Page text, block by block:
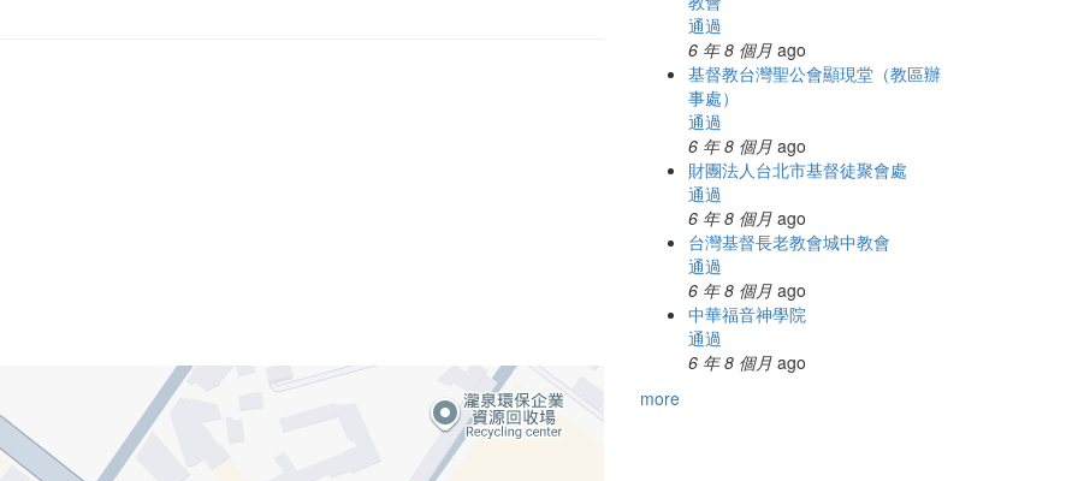
通過
6 年 8 個月ago
基督教台灣聖公會顯現堂（教區辦
事處）
通過
6 年 8 個月ago
財團法人台北市基督徒聚會處
通過
6 年 8 個月ago
台灣基督長老教會城中教會
通過
6 年 8 個月ago
中華福音神學院
通過
6 年 8 個月ago
more